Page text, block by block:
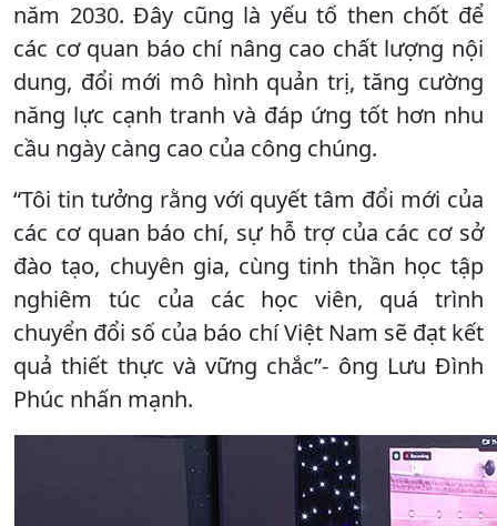
năm 2030. Đây cũng là yếu tố then chốt để
các cơ quan báo chí nâng cao chất lượng nội
dung, đổi mới mô hình quản trị, tăng cường
năng lực cạnh tranh và đáp ứng tốt hơn nhu
cầu ngày càng cao của công chúng.
“Tôi tin tưởng rằng với quyết tâm đổi mới của
các cơ quan báo chí, sự hỗ trợ của các cơ sở
đào tạo, chuyên gia, cùng tinh thần học tập
nghiêm túc của các học viên, quá trình
chuyển đổi số của báo chí Việt Nam sẽ đạt kết
quả thiết thực và vững chắc”- ông Lưu Đình
Phúc nhấn mạnh.